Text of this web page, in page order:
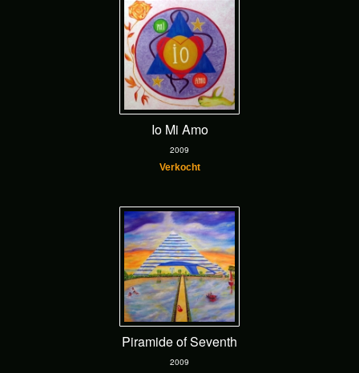
Io Mi Amo
2009
Verkocht
Piramide of Seventh
2009